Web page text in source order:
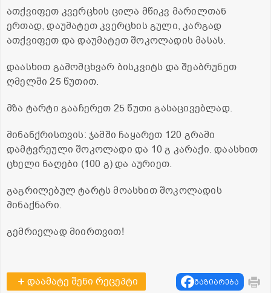
ათქვიფეთ კვერცხის ცილა მწიკვ მარილთან
ერთად, დაუმატეთ კვერცხის გული, კარგად
ათქვიფეთ და დაუმატეთ შოკოლადის მასას.
დაასხით გამომცხვარ ბისკვიტს და შეაბრუნეთ
ღმელში 25 წუთით.
მზა ტარტი გააჩერეთ 25 წუთი გასაცივებლად.
მინანქრისთვის: ჯამში ჩაყარეთ 120 გრამი
დამტვრეული შოკოლადი და 10 გ კარაქი. დაასხით
ცხელი ნაღები (100 გ) და აურიეთ.
გაგრილებულ ტარტს მოასხით შოკოლადის
მინაქნარი.
გემრიელად მიირთვით!
დაამატე შენი რეცეპტი გაზიარება